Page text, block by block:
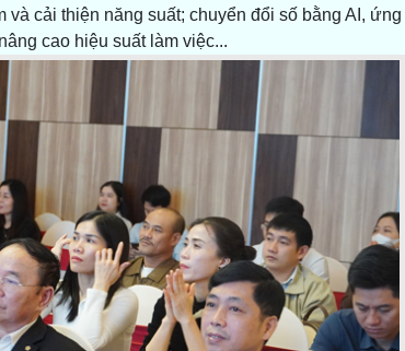
cải thiện năng suất; chuyển đổi số bằng AI, ứng
cao hiệu suất làm việc...